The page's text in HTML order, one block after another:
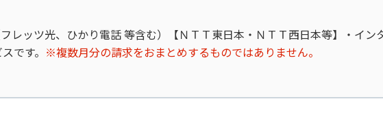
レッツ光、ひかり電話 等含む）【ＮＴＴ東日本・ＮＴＴ西日本等】・イン
です。 ※複数月分の請求をおまとめするものではありません。